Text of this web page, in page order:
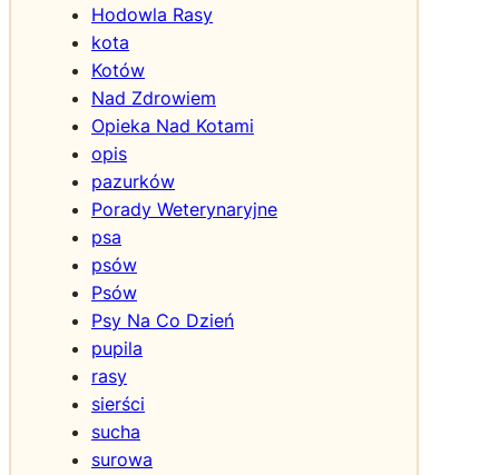
ę
c
h
f
i
e
Hodowla Rasy
kota
Kotów
Nad Zdrowiem
Opieka Nad Kotami
opis
pazurków
Porady Weterynaryjne
psa
psów
Psów
Psy Na Co Dzień
pupila
rasy
sierści
sucha
surowa